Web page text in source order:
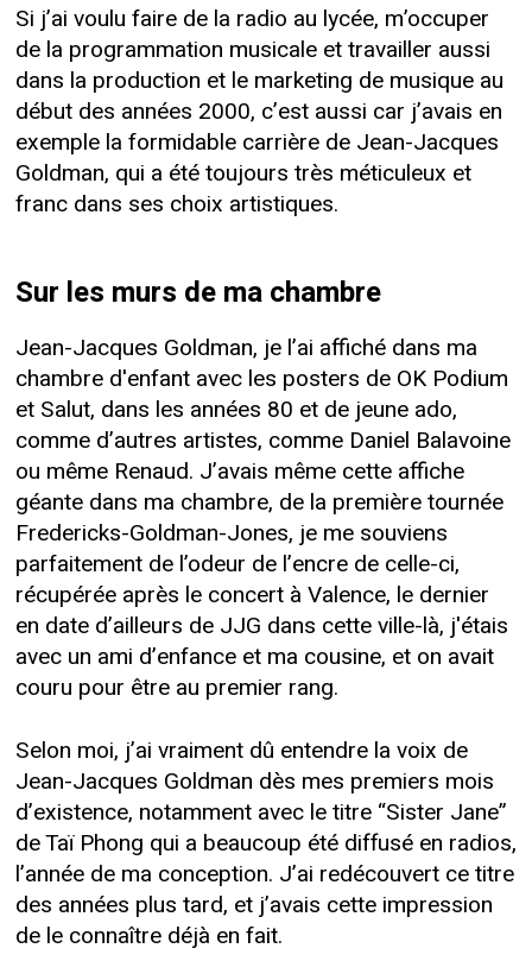
Si j’ai voulu faire de la radio au lycée, m’occuper
de la programmation musicale et travailler aussi
dans la production et le marketing de musique au
début des années 2000, c’est aussi car j’avais en
exemple la formidable carrière de Jean-Jacques
Goldman, qui a été toujours très méticuleux et
franc dans ses choix artistiques.
Sur les murs de ma chambre
Jean-Jacques Goldman, je l’ai affiché dans ma
chambre d'enfant avec les posters de OK Podium
et Salut, dans les années 80 et de jeune ado,
comme d’autres artistes, comme Daniel Balavoine
ou même Renaud. J’avais même cette affiche
géante dans ma chambre, de la première tournée
Fredericks-Goldman-Jones, je me souviens
parfaitement de l’odeur de l’encre de celle-ci,
récupérée après le concert à Valence, le dernier
en date d’ailleurs de JJG dans cette ville-là, j'étais
avec un ami d’enfance et ma cousine, et on avait
couru pour être au premier rang.
Selon moi, j’ai vraiment dû entendre la voix de
Jean-Jacques Goldman dès mes premiers mois
d’existence, notamment avec le titre “Sister Jane”
de Taï Phong qui a beaucoup été diffusé en radios,
l’année de ma conception. J’ai redécouvert ce titre
des années plus tard, et j’avais cette impression
de le connaître déjà en fait.